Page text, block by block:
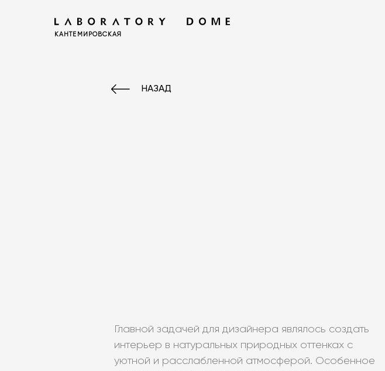
КАНТЕМИРОВСКАЯ
НАЗАД
Главной задачей для дизайнера являлось создать
интерьер в натуральных природных оттенках с
уютной и расслабленной атмосферой. Особенное